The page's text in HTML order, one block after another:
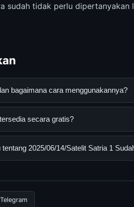
sudah tidak perlu dipertanyakan
bagaimana cara menggunakannya?
digital yang dirancang untuk
secara gratis?
diakses secara gratis oleh semua
2025/06/14/Satelit Satria 1
Telegram